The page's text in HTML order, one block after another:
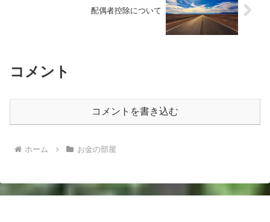
配偶者控除について
コメント
コメントを書き込む
ホーム お金の部屋